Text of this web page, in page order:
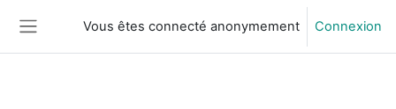
Vous êtes connecté anonymement Connexion